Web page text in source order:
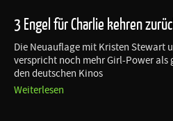
3 Engel für Charlie kehren
Die Neuauflage mit Kristen Stewart
verspricht noch mehr Girl-Power als
den deutschen Kinos
Weiterlesen